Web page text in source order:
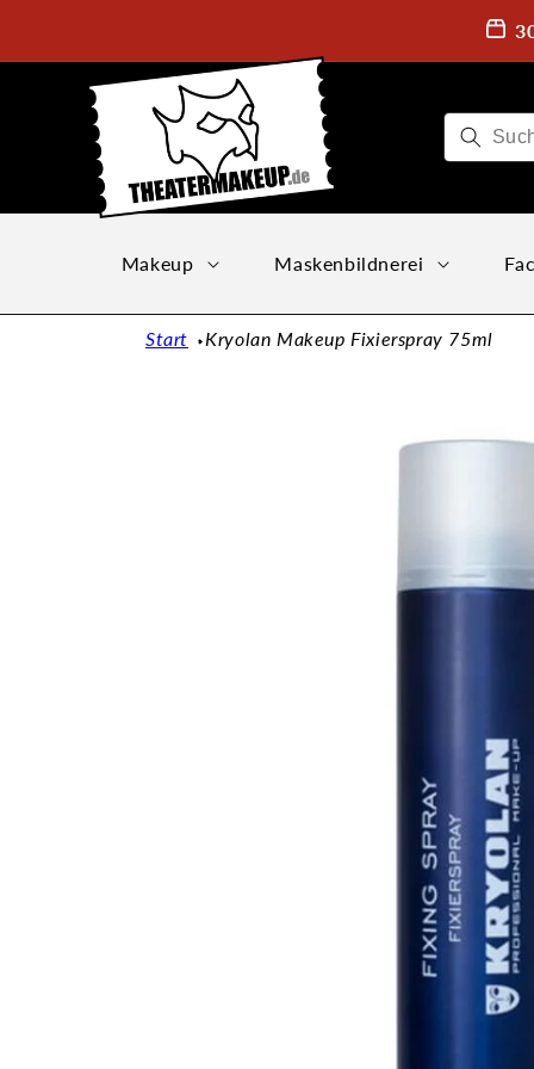
Makeup Maskenbildnerei
Start Kryolan Makeup Fixierspray 75ml